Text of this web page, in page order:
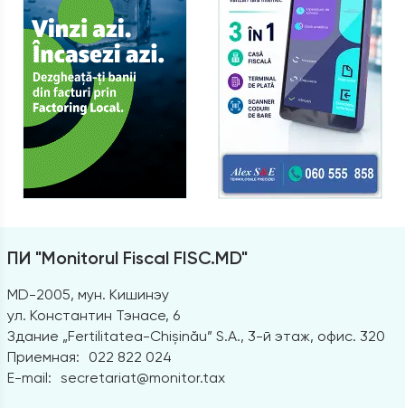
ПИ "Monitorul Fiscal FISC.MD"
MD-2005, мун. Кишинэу
ул. Константин Тэнасе, 6
Здание „Fertilitatea-Chișinău” S.A., 3-й этаж, офис. 320
Приемная:
022 822 024
E-mail: secretariat@monitor.tax